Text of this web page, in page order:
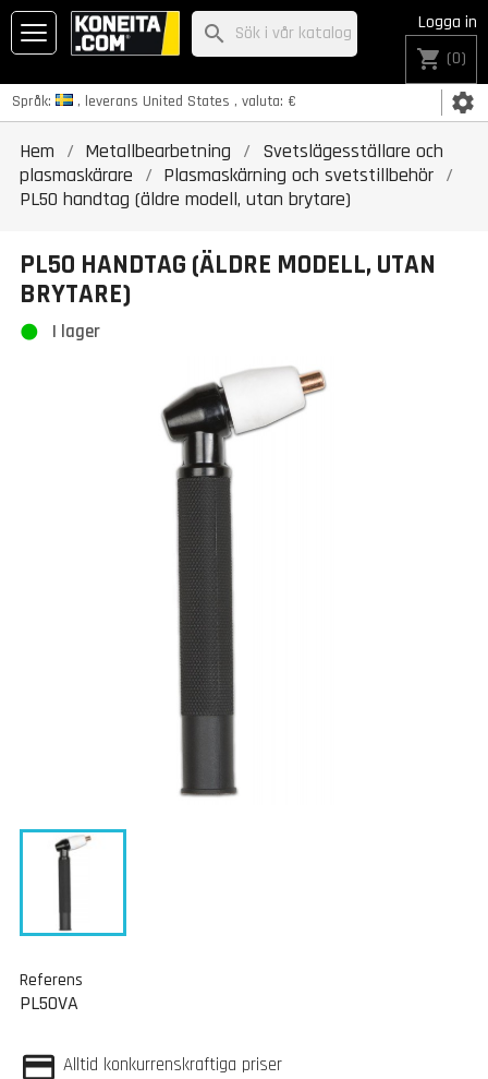
Språk: , leverans United States , valuta: € settings
Logga in
shopping_cart (0)
search
Hem Metallbearbetning
Svetslägesställare och
plasmaskärare
Plasmaskärning och svetstillbehör
PL50 handtag (äldre modell, utan brytare)
PL50 HANDTAG (ÄLDRE MODELL, UTAN
BRYTARE)
I lager
Referens
PL50VA
Alltid konkurrenskraftiga priser